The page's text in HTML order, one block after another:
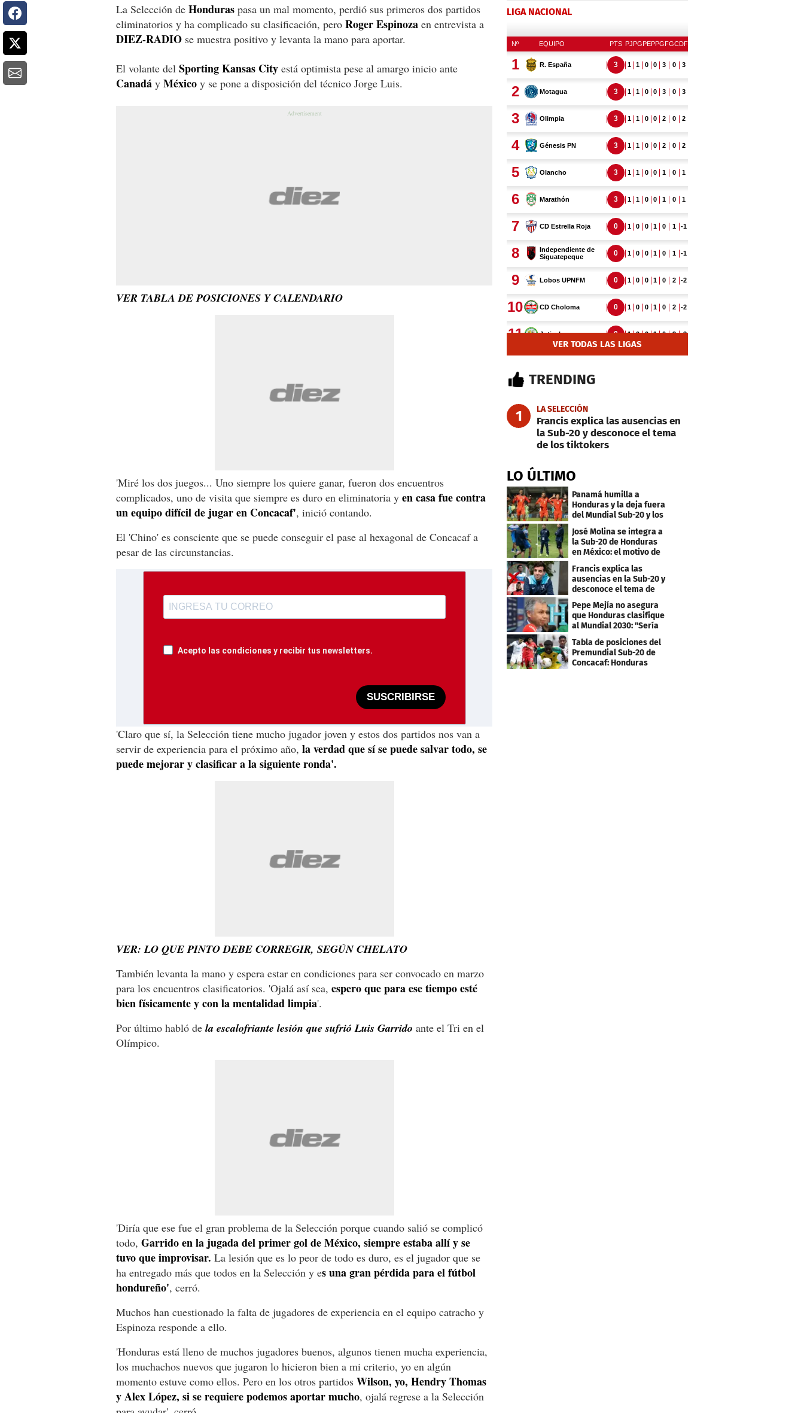
La Selección de Honduras pasa un mal momento, perdió sus primeros dos partidos
eliminatorios y ha complicado su clasificación, pero Roger Espinoza en entrevista a
DIEZ-RADIO se muestra positivo y levanta la mano para aportar.
El volante del Sporting Kansas City está optimista pese al amargo inicio ante
Canadá y México y se pone a disposición del técnico Jorge Luis.
VER TABLA DE POSICIONES Y CALENDARIO
'Miré los dos juegos... Uno siempre los quiere ganar, fueron dos encuentros
complicados, uno de visita que siempre es duro en eliminatoria y en casa fue contra
un equipo difícil de jugar en Concacaf', inició contando.
El 'Chino' es consciente que se puede conseguir el pase al hexagonal de Concacaf a
pesar de las circunstancias.
Acepto las condiciones y recibir tus newsletters.
SUSCRIBIRSE
'Claro que sí, la Selección tiene mucho jugador joven y estos dos partidos nos van a
servir de experiencia para el próximo año, la verdad que sí se puede salvar todo, se
puede mejorar y clasificar a la siguiente ronda'.
VER: LO QUE PINTO DEBE CORREGIR, SEGÚN CHELATO
También levanta la mano y espera estar en condiciones para ser convocado en marzo
para los encuentros clasificatorios. 'Ojalá así sea, espero que para ese tiempo esté
bien físicamente y con la mentalidad limpia'.
Por último habló de la escalofriante lesión que sufrió Luis Garrido ante el Tri en el
Olímpico.
'Diría que ese fue el gran problema de la Selección porque cuando salió se complicó
todo, Garrido en la jugada del primer gol de México, siempre estaba allí y se
tuvo que improvisar. La lesión que es lo peor de todo es duro, es el jugador que se
ha entregado más que todos en la Selección y es una gran pérdida para el fútbol
hondureño', cerró.
Muchos han cuestionado la falta de jugadores de experiencia en el equipo catracho y
Espinoza responde a ello.
'Honduras está lleno de muchos jugadores buenos, algunos tienen mucha experiencia,
los muchachos nuevos que jugaron lo hicieron bien a mi criterio, yo en algún
momento estuve como ellos. Pero en los otros partidos Wilson, yo, Hendry Thomas
y Alex López, si se requiere podemos aportar mucho, ojalá regrese a la Selección
LIGA NACIONAL
VER TODAS LAS LIGAS
TRENDING
1 LA SELECCIÓN
Francis explica las ausencias en
la Sub-20 y desconoce el tema
de los tiktokers
LO ÚLTIMO
Panamá humilla a
Honduras y la deja fuera
del Mundial Sub-20 y los
Juegos Olímpicos
José Molina se integra a
la Sub-20 de Honduras
en México: el motivo de
su viaje
Francis explica las
ausencias en la Sub-20 y
desconoce el tema de
los tiktokers
Pepe Mejía no asegura
que Honduras clasifique
al Mundial 2030: "Sería
mentir"
Tabla de posiciones del
Premundial Sub-20 de
Concacaf: Honduras